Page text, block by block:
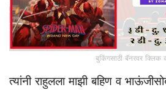
बुकिंगसाठी बॅनरवर क्लिक
त्यांनी राहुलला माझी बहिण व